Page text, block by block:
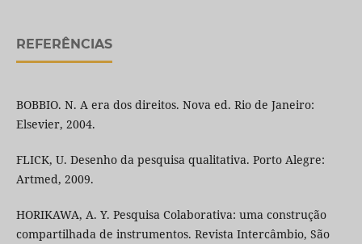
REFERÊNCIAS
BOBBIO. N. A era dos direitos. Nova ed. Rio de Janeiro:
Elsevier, 2004.
FLICK, U. Desenho da pesquisa qualitativa. Porto Alegre:
Artmed, 2009.
HORIKAWA, A. Y. Pesquisa Colaborativa: uma construção
compartilhada de instrumentos. Revista Intercâmbio, São